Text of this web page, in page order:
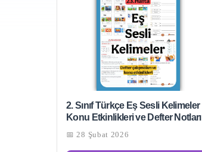
2. Sınıf Türkçe Eş Sesli Kelimeler
Konu Etkinlikleri ve Defter Notları
📅 28 Şubat 2026